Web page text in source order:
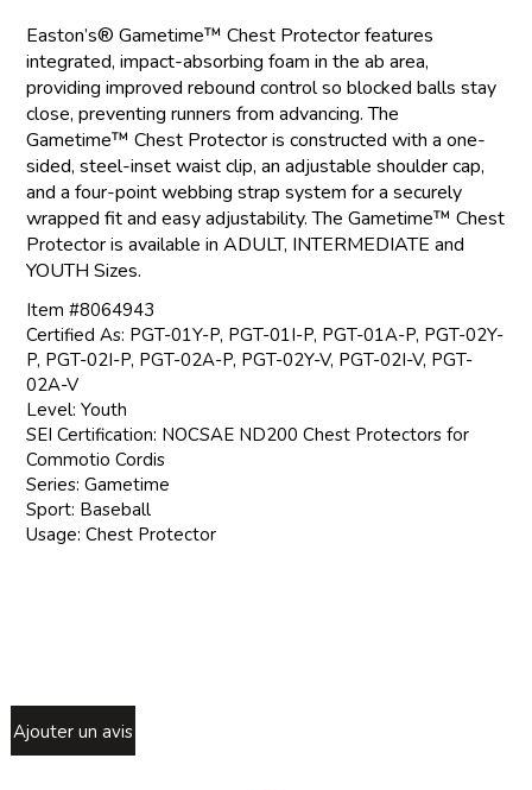
Easton’s® Gametime™ Chest Protector features
integrated, impact-absorbing foam in the ab area,
providing improved rebound control so blocked balls stay
close, preventing runners from advancing. The
Gametime™ Chest Protector is constructed with a one-
sided, steel-inset waist clip, an adjustable shoulder cap,
and a four-point webbing strap system for a securely
wrapped fit and easy adjustability. The Gametime™ Chest
Protector is available in ADULT, INTERMEDIATE and
YOUTH Sizes.
Item #8064943
Certified As: PGT-01Y-P, PGT-01I-P, PGT-01A-P, PGT-02Y-
P, PGT-02I-P, PGT-02A-P, PGT-02Y-V, PGT-02I-V, PGT-
02A-V
Level: Youth
SEI Certification: NOCSAE ND200 Chest Protectors for
Commotio Cordis
Series: Gametime
Sport: Baseball
Usage: Chest Protector
Ajouter un avis